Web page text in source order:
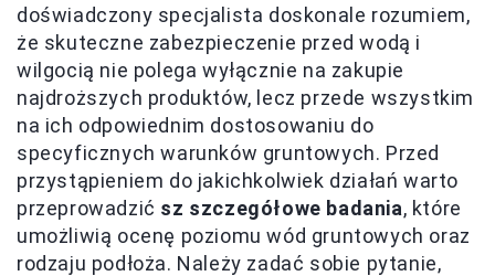
doświadczony specjalista doskonale rozumiem,
że skuteczne zabezpieczenie przed wodą i
wilgocią nie polega wyłącznie na zakupie
najdroższych produktów, lecz przede wszystkim
na ich odpowiednim dostosowaniu do
specyficznych warunków gruntowych. Przed
przystąpieniem do jakichkolwiek działań warto
przeprowadzić sz szczegółowe badania, które
umożliwią ocenę poziomu wód gruntowych oraz
rodzaju podłoża. Należy zadać sobie pytanie,